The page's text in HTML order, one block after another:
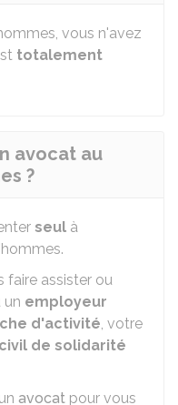
vous n'avez
totalement
avocat au
?
seul à
faire assister ou
un employeur
d'activité, votre
de solidarité
avocat pour vous